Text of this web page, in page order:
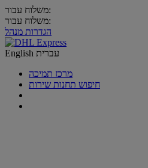
משלוח עבור:
משלוח עבור:
הגדרות מנהל
English עברית
מרכז תמיכה
חיפוש תחנות שירות